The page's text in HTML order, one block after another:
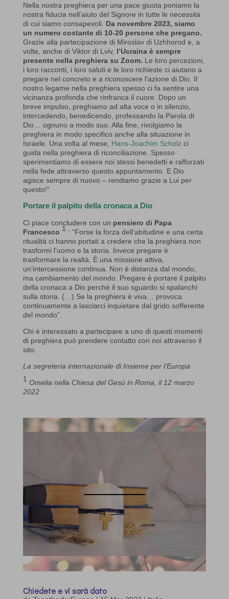
Nella nostra preghiera per una pace giusta poniamo la
nostra fiducia nell’aiuto del Signore in tutte le necessità
di cui siamo consapevoli. Da novembre 2023, siamo
un numero costante di 10-20 persone che pregano.
Grazie alla partecipazione di Miroslav di Uzhhorod e, a
volte, anche di Viktor di Lviv, l’Ucraina è sempre
presente nella preghiera su Zoom. Le loro percezioni,
i loro racconti, i loro saluti e le loro richieste ci aiutano a
pregare nel concreto e a riconoscere l’azione di Dio. Il
nostro legame nella preghiera spesso ci fa sentire una
vicinanza profonda che rinfranca il cuore. Dopo un
breve impulso, preghiamo ad alta voce o in silenzio,
intercedendo, benedicendo, professando la Parola di
Dio… ognuno a modo suo. Alla fine, rivolgiamo la
preghiera in modo specifico anche alla situazione in
Israele. Una volta al mese, Hans-Joachim Scholz ci
guida nella preghiera di riconciliazione. Spesso
sperimentiamo di essere noi stessi benedetti e rafforzati
nella fede attraverso questo appuntamento. E Dio
agisce sempre di nuovo – rendiamo grazie a Lui per
questo!”
Portare il palpito della cronaca a Dio
Ci piace concludere con un pensiero di Papa
Francesco 1 : “Forse la forza dell’abitudine e una certa
ritualità ci hanno portati a credere che la preghiera non
trasformi l’uomo e la storia. Invece pregare è
trasformare la realtà. È una missione attiva,
un’intercessione continua. Non è distanza dal mondo,
ma cambiamento del mondo. Pregare è portare il palpito
della cronaca a Dio perché il suo sguardo si spalanchi
sulla storia. (…) Se la preghiera è viva… provoca
continuamente a lasciarci inquietare dal grido sofferente
del mondo”.
Chi è interessato a partecipare a uno di questi momenti
di preghiera può prendere contatto con noi attraverso il
sito.
La segreteria internazionale di Insieme per l’Europa
1 Omelia nella Chiesa del Gesù in Roma, il 12 marzo
2022
Chiedete e vi sarà dato